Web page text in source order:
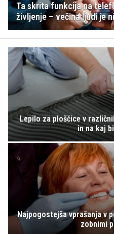
Ta skrita funkcija na
življenje – večina ljudi je
Lepilo za ploščice v
in na kaj
Najpogostejša vprašanja v
zobnimi